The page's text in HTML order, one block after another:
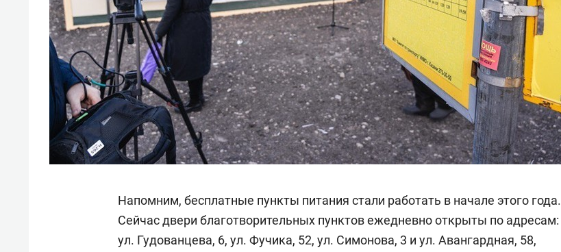
Напомним, бесплатные пункты питания стали работать в начале этого года.
Сейчас двери благотворительных пунктов ежедневно открыты по адресам:
ул. Гудованцева, 6, ул. Фучика, 52, ул. Симонова, 3 и ул. Авангардная, 58,